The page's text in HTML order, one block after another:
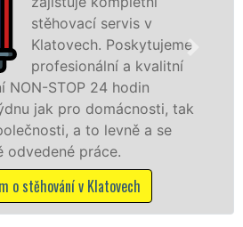
speciální
služby zajišťujeme domácnostem
celém okresu Klatovy se zárukou
franchisové sítě EXTRA
Nabízíme stěhovací služby NON-
včetně víkendů a svátků bez
Mám zájem o stěhovací služby v